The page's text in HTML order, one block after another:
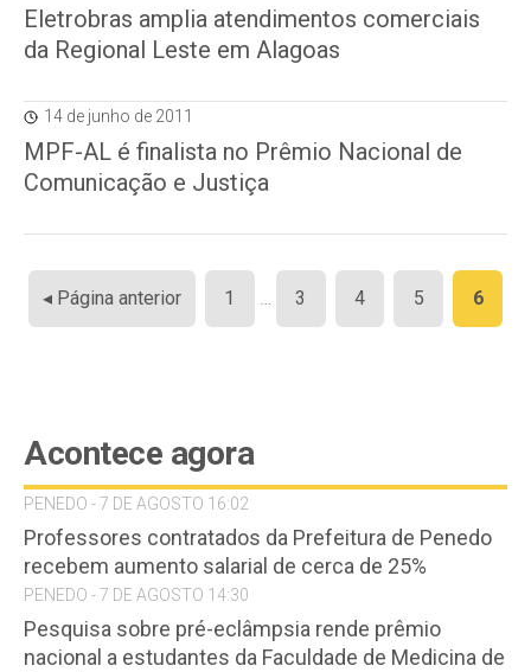
Eletrobras amplia atendimentos comerciais
da Regional Leste em Alagoas
14 de junho de 2011
MPF-AL é finalista no Prêmio Nacional de
Comunicação e Justiça
Paginação
de
◂ Página anterior 1 … 3 4 5 6
Acontece agora
PENEDO - 7 DE AGOSTO 16:02
Professores contratados da Prefeitura de Penedo
recebem aumento salarial de cerca de 25%
PENEDO - 7 DE AGOSTO 14:30
Pesquisa sobre pré-eclâmpsia rende prêmio
nacional a estudantes da Faculdade de Medicina de